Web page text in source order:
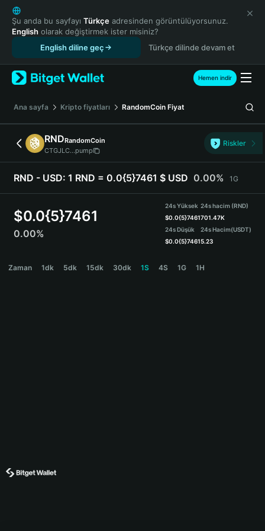
English
日本語
Tiếng Việt
Español (Latinoamérica)
Türkçe
Français
Deutsch
简体中文
繁體中文
Português (Portugal)
Bahasa Indonesia
ภาษาไทย
Español
Español (Argentina)
Şu anda bu sayfayı Türkçe adresinden görüntülüyorsunuz.
English olarak değiştirmek ister misiniz?
English diline geç
Türkçe dilinde devam et
Hemen indir
Ana sayfa Kripto fiyatları RandomCoin Fiyat
RNDRandomCoin
CTGJLC...pump
Riskler
RND - USD: 1 RND = 0.0{5}7461 $ USD 0.00% 1G
$0.0{5}7461
0.00%
24s Yüksek
$0.0{5}7461
24s Düşük
$0.0{5}7461
24s hacim (RND)
701.47K
24s Hacim(USDT)
5.23
Zaman 1dk 5dk 15dk 30dk 1S 4S 1G 1H